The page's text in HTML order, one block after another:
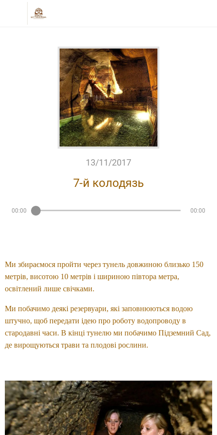
13/11/2017
7-й колодязь
00:00 00:00
Ми збираємося пройти через тунель довжиною близько 150
метрів, висотою 10 метрів і шириною півтора метра,
освітлений лише свічками.
Ми побачимо деякі резервуари, які заповнюються водою
штучно, щоб передати ідею про роботу водопроводу в
стародавні часи. В кінці тунелю ми побачимо Підземний Сад,
де вирощуються трави та плодові рослини.